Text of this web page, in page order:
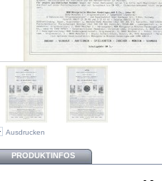
Ausdrucken
PRODUKTINFOS